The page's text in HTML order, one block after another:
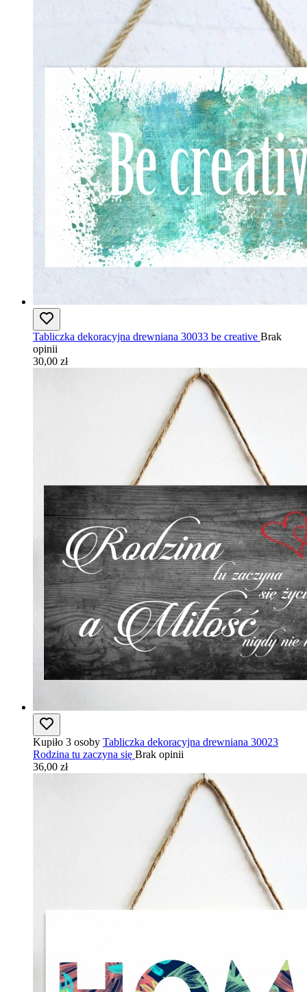
Tabliczka dekoracyjna drewniana 30033 be creative Brak
opinii
30,00 zł
Kupiło 3 osoby Tabliczka dekoracyjna drewniana 30023
Rodzina tu zaczyna się Brak opinii
36,00 zł